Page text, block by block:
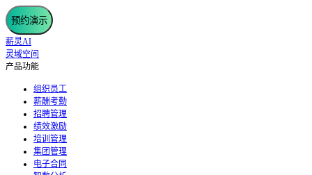
预约演示
薪灵AI
灵域空间
产品功能
组织员工
薪酬考勤
招聘管理
绩效激励
培训管理
集团管理
电子合同